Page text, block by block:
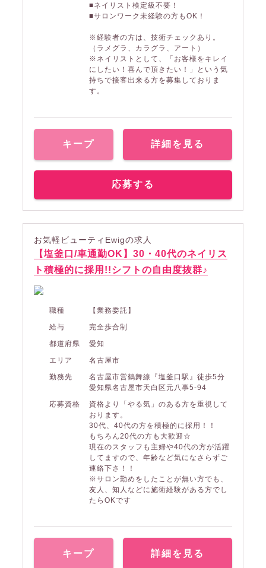
■ネイリスト検定級不要！
■サロンワーク未経験の方もOK！
※経験者の方は、技術チェックあり。
（ラメグラ、カラグラ、アート）
※ネイリストとして、「お客様をキレイ
にしたい！喜んで頂きたい！」という気
持ちで接客出来る方を募集しておりま
す。
キープ 詳細を見る
応募する
お気軽ビューティEwigの求人
【塩釜口/車通勤OK】30・40代のネイリス
ト積極的に採用!!シフトの自由度抜群♪
職種
【業務委託】
給与
完全歩合制
都道府県
愛知
エリア
名古屋市
勤務先
名古屋市営鶴舞線『塩釜口駅』徒歩5分
愛知県名古屋市天白区元八事5-94
応募資格
資格より「やる気」のある方を重視して
おります。
30代、40代の方を積極的に採用！！
もちろん20代の方も大歓迎☆
現在のスタッフも主婦や40代の方が活躍
してますので、年齢など気になさらずご
連絡下さ！！
※サロン勤めをしたことが無い方でも、
友人、知人などに施術経験がある方でし
たらOKです
キープ 詳細を見る